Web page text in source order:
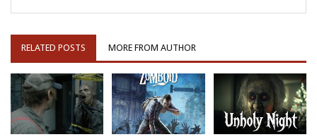
RELATED POSTS MORE FROM AUTHOR